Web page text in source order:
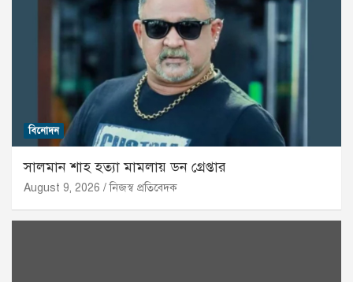
বিনোদন
সালমান শাহ হত্যা মামলায় ডন গ্রেপ্তার
August 9, 2026 নিজস্ব প্রতিবেদক